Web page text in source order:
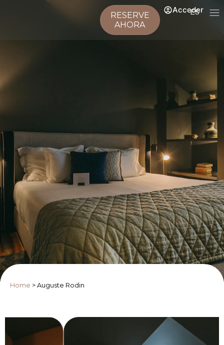
ES
Acceder
RESERVE
AHORA
Home > Auguste Rodin